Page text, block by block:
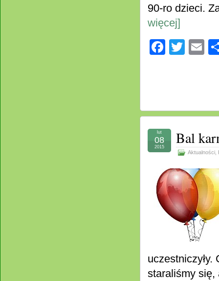
90-ro dzieci.
więcej]
Bal
Aktualności
lut
08
2015
staraliśmy